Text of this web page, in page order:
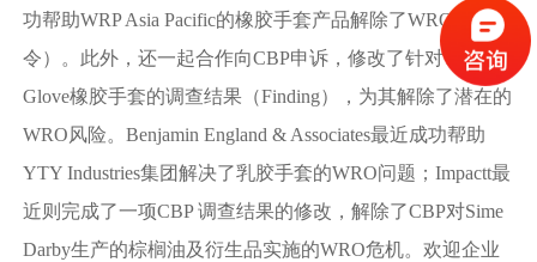
功帮助WRP Asia Pacific的橡胶手套产品解除了WRO（暂扣
令）。此外，还一起合作向CBP申诉，修改了针对Top
Glove橡胶手套的调查结果（Finding），为其解除了潜在的
WRO风险。Benjamin England & Associates最近成功帮助
YTY Industries集团解决了乳胶手套的WRO问题；Impactt最
近则完成了一项CBP 调查结果的修改，解除了CBP对Sime
Darby生产的棕榈油及衍生品实施的WRO危机。欢迎企业